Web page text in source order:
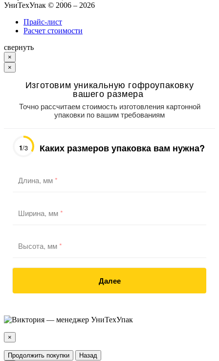
УниТехУпак © 2006 – 2026
Прайс-лист
Расчет стоимости
свернуть
×
×
Изготовим уникальную гофроупаковку
вашего размера
Точно рассчитаем стоимость изготовления картонной
упаковки по вашим требованиям
1/3 Каких размеров упаковка вам нужна?
Длина, мм*
Ширина, мм*
Высота, мм*
Далее
×
Продолжить покупки
Назад